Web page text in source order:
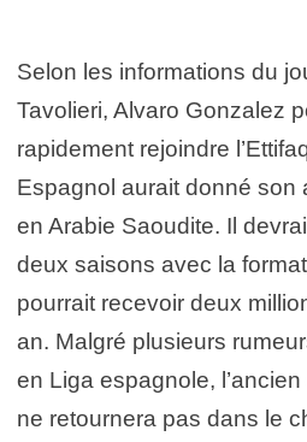
Selon les informations du
Tavolieri, Alvaro Gonzalez
rapidement rejoindre
Espagnol aurait donné son
en Arabie Saoudite. Il
deux saisons avec la
pourrait recevoir deux
an. Malgré plusieurs
en Liga espagnole, l’ancien
ne retournera pas dans le